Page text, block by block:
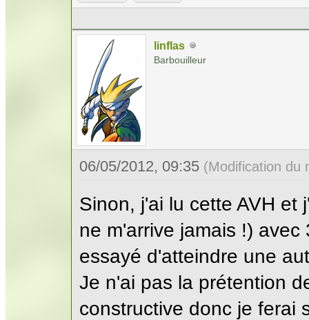
linflas
Barbouilleur
06/05/2012, 09:35 (Modification du
Sinon, j'ai lu cette AVH et
ne m'arrive jamais !)
essayé d'atteindre une
Je n'ai pas la prétention
constructive donc je ferai